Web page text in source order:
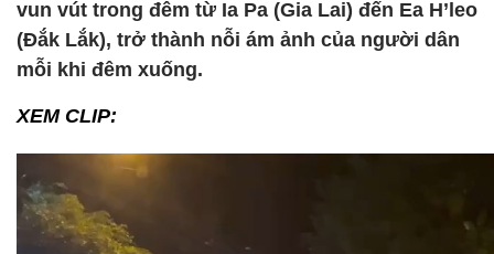
vun vút trong đêm từ Ia Pa (Gia Lai) đến Ea H’leo
(Đắk Lắk), trở thành nỗi ám ảnh của người dân
mỗi khi đêm xuống.
XEM CLIP: